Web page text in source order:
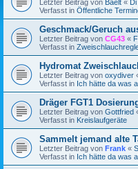
Letzter Beitrag von Baelt «
Verfasst in Öffentliche
Geschmack/Geruch
Letzter Beitrag von CG43 «
Verfasst in
Hydromat
Letzter Beitrag von oxydiver
Verfasst in Ich hätte da was
Dräger FGT1
Letzter Beitrag von Gottfried
Verfasst in Kreislaufgeräte
Sammelt jemand alte
Letzter Beitrag von Frank «
Verfasst in Ich hätte da was